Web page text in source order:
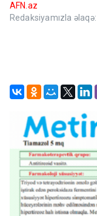
AFN.az
Redaksiyamızla